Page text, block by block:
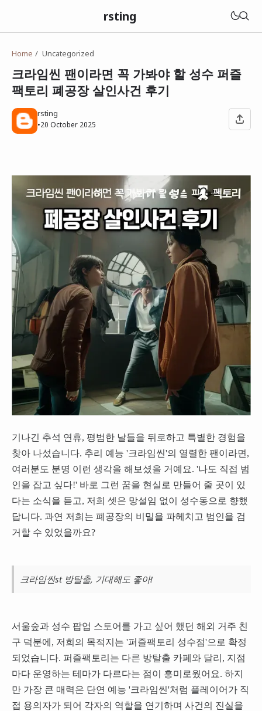
rsting
Home Uncategorized
크라임씬 팬이라면 꼭 가봐야 할 성수 퍼즐
팩토리 폐공장 살인사건 후기
rsting
•20 October 2025
기나긴 추석 연휴, 평범한 날들을 뒤로하고 특별한 경험을
찾아 나섰습니다. 추리 예능 '크라임씬'의 열렬한 팬이라면,
여러분도 분명 이런 생각을 해보셨을 거예요. '나도 직접 범
인을 잡고 싶다!' 바로 그런 꿈을 현실로 만들어 줄 곳이 있
다는 소식을 듣고, 저희 셋은 망설임 없이 성수동으로 향했
답니다. 과연 저희는 폐공장의 비밀을 파헤치고 범인을 검
거할 수 있었을까요?
크라임씬st 방탈출, 기대해도 좋아!
서울숲과 성수 팝업 스토어를 가고 싶어 했던 해외 거주 친
구 덕분에, 저희의 목적지는 '퍼즐팩토리 성수점'으로 확정
되었습니다. 퍼즐팩토리는 다른 방탈출 카페와 달리, 지점
마다 운영하는 테마가 다르다는 점이 흥미로웠어요. 하지
만 가장 큰 매력은 단연 예능 '크라임씬'처럼 플레이어가 직
접 용의자가 되어 각자의 역할을 연기하며 사건의 진실을